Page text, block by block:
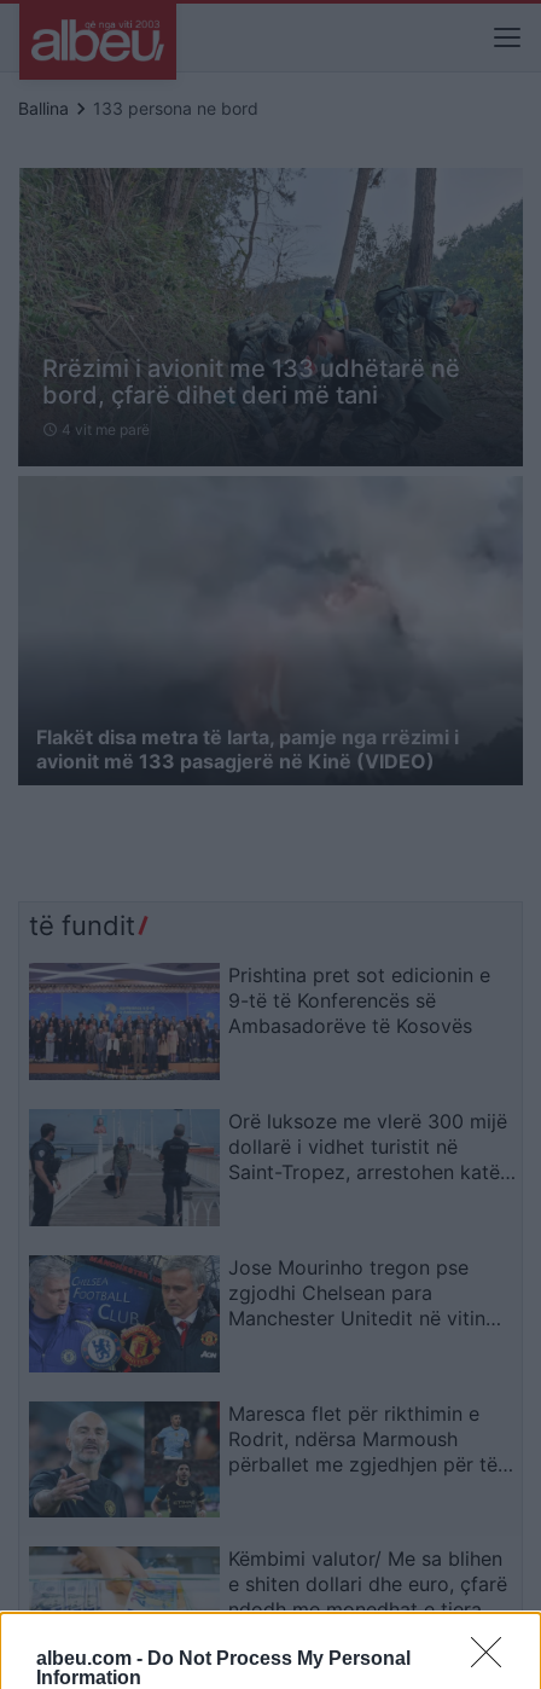
albeu.com - Do Not Process My Personal
Information
Ballina keyboard_arrow_right 133 persona ne bord
Rrëzimi i avionit me 133 udhëtarë në
bord, çfarë dihet deri më tani
schedule 4 vit me parë
Flakët disa metra të larta, pamje nga rrëzimi i
avionit më 133 pasagjerë në Kinë (VIDEO)
të fundit
Prishtina pret sot edicionin e
9-të të Konferencës së
Ambasadorëve të Kosovës
Orë luksoze me vlerë 300 mijë
dollarë i vidhet turistit në
Saint-Tropez, arrestohen katër
Jose Mourinho tregon pse
zgjodhi Chelsean para
Manchester Unitedit në vitin
Maresca flet për rikthimin e
Rodrit, ndërsa Marmoush
përballet me zgjedhjen për të
Këmbimi valutor/ Me sa blihen
e shiten dollari dhe euro, çfarë
ndodh me monedhat e tjera